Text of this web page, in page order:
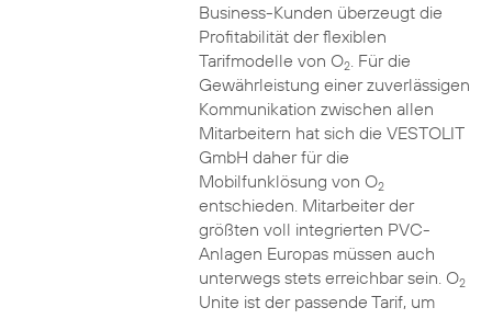
Business-Kunden überzeugt die
Profitabilität der flexiblen
Tarifmodelle von O2. Für die
Gewährleistung einer zuverlässigen
Kommunikation zwischen allen
Mitarbeitern hat sich die VESTOLIT
GmbH daher für die
Mobilfunklösung von O2
entschieden. Mitarbeiter der
größten voll integrierten PVC-
Anlagen Europas müssen auch
unterwegs stets erreichbar sein. O2
Unite ist der passende Tarif, um